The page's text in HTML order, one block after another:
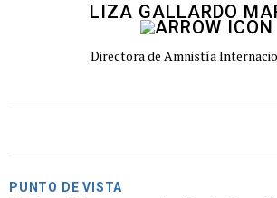
LIZA GALLARDO
Directora de Amnistía
PUNTO DE VISTA